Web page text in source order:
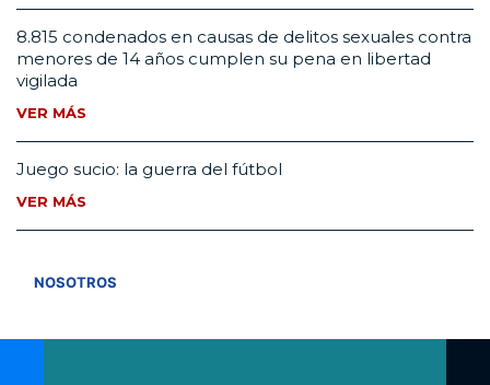
8.815 condenados en causas de delitos sexuales contra
menores de 14 años cumplen su pena en libertad
vigilada
VER MÁS
Juego sucio: la guerra del fútbol
VER MÁS
NOSOTROS